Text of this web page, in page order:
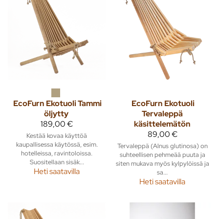
EcoFurn Ekotuoli Tammi
öljytty
189,00 €
Kestää kovaa käyttöä
kaupallisessa käytössä, esim.
hotelleissa, ravintoloissa.
Suositellaan sisäk...
Heti saatavilla
EcoFurn Ekotuoli
Tervaleppä
käsittelemätön
89,00 €
Tervaleppä (Alnus glutinosa) on
suhteellisen pehmeää puuta ja
siten mukava myös kylpylöissä ja
sa...
Heti saatavilla